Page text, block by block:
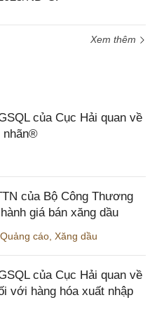
Xem thêm
của Cục Hải quan về
nhãn®
của Bộ Công Thương
giá bán xăng dầu
cáo Xăng dầu
của Cục Hải quan về
với hàng hóa xuất nhập